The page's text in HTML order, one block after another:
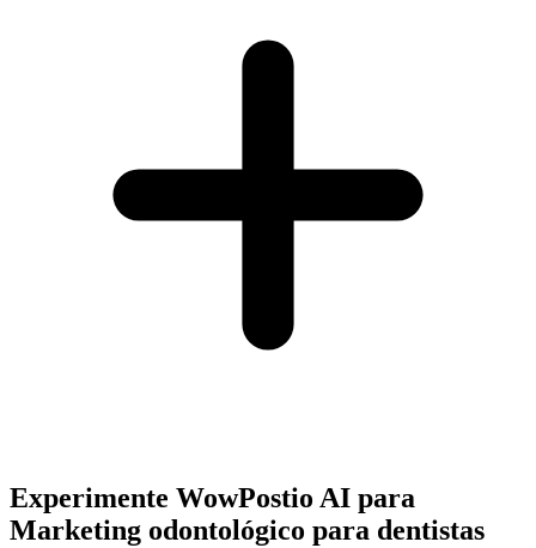
Experimente WowPostio AI para
Marketing odontológico para dentistas